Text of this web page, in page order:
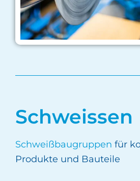
Schweissen
Schweißbaugruppen für
Produkte und Bauteile